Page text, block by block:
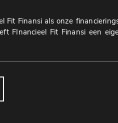
Finansi als onze
FInancieel Fit Finansi een